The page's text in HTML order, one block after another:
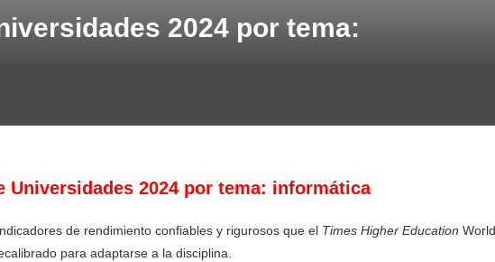
2024 por tema:
Universidades 2024 por tema: informática
de rendimiento confiables y rigurosos que el Times Higher Education World
para adaptarse a la disciplina.